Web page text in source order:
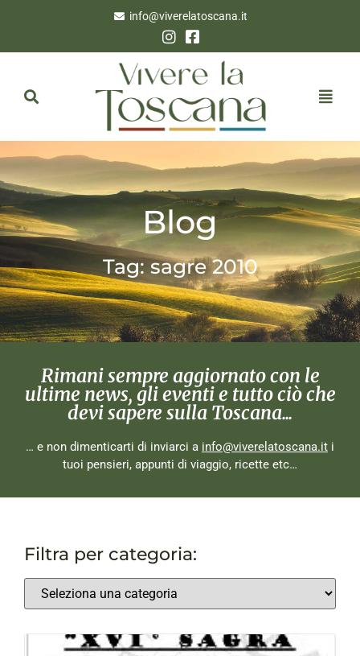
info@viverelatoscana.it
Blog
Tag: sagre 2010
Rimani sempre aggiornato con le
ultime news, gli eventi e tutto ciò che
devi sapere sulla Toscana...
… e non dimenticarti di inviarci a info@viverelatoscana.it i
tuoi pensieri, appunti di viaggio, ricette etc…
Filtra per categoria: